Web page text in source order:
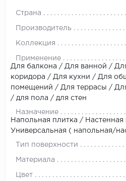
Страна
Производитель
Коллекция
Применение
Для балкона / Для ванной /
коридора / Для кухни / Для
помещений / Для террасы /
/ для пола / для стен
Назначение
Напольная плитка / Настенная
Универсальная ( напольная/
Тип поверхности
Материала
Цвет